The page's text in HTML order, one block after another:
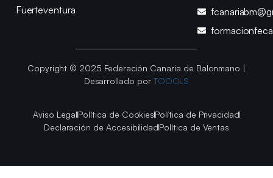
Fuerteventura
Copyright © 2025 Federación Canaria de Balonmano |
Desarrollado por TOOOLS
Aviso LegalPolítica de CookiesPolítica de Privacidad
Declaración de AccesibilidadPolítica de Ventas